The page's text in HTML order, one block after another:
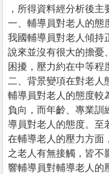
，所得資料經分析後主
一、輔導員對老人的態
我國輔導員對老人傾持
說來並沒有很大的擔憂、
困擾，壓力約在中等程
二、背景變項在對老人
輔導員對老人的態度較
負向，而年齡、專業訓
導員對老人的態度。至
在輔導老人的壓力方面
之老人有無接觸，皆不
響輔導員對輔導老人的